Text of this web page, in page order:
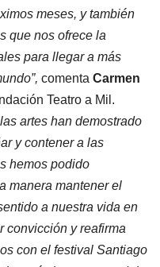
meses, y también
que nos ofrece la
para llegar a más
comenta Carmen
Teatro a Mil.
artes han demostrado
y contener a las
hemos podido
manera mantener el
a nuestra vida en
convicción y reafirma
con el festival Santiago